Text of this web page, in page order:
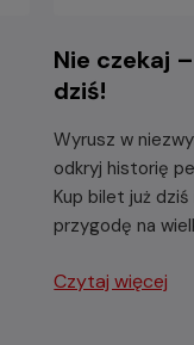
Nie czekaj
dziś!
Wyrusz w
odkryj historię
Kup bilet już
przygodę na
Czytaj więcej